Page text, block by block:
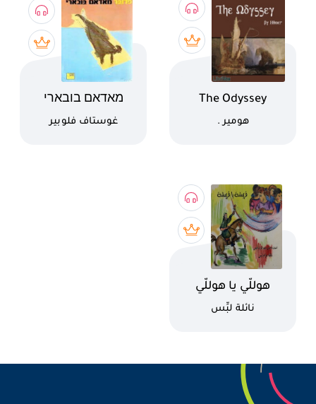
اسم الكتاب
The Odyssey
كاتب
هومير .
اسم الكتاب
מאדאם בובארי
كاتب
غوستاف فلوبير
اسم الكتاب
هوللّي يا هوللّي
كاتب
نائلة لبِّس